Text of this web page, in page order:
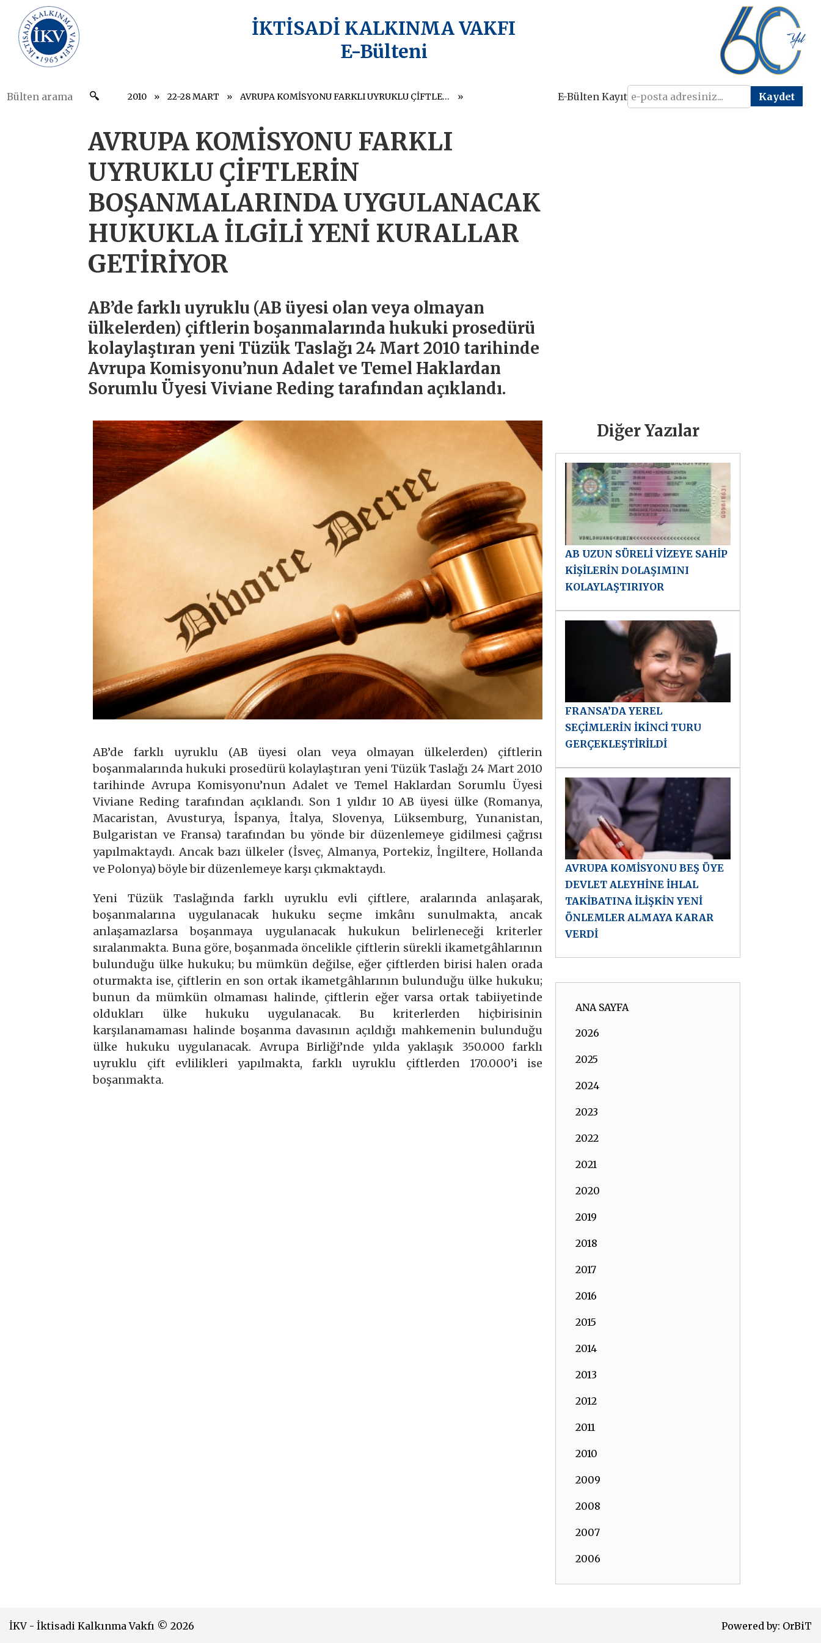
İKTİSADİ KALKINMA VAKFI
E-Bülteni
2010 22-28 MART AVRUPA KOMİSYONU FARKLI UYRUKLU ÇİFTLERİN BOŞANMALARINDA UYGULANACAK HUKUKLA İLGİLİ YENİ KURALLAR GETİRİYOR E-Bülten Kayıt
AVRUPA KOMİSYONU FARKLI
UYRUKLU ÇİFTLERİN
BOŞANMALARINDA UYGULANACAK
HUKUKLA İLGİLİ YENİ KURALLAR
GETİRİYOR
AB’de farklı uyruklu (AB üyesi olan veya olmayan
ülkelerden) çiftlerin boşanmalarında hukuki prosedürü
kolaylaştıran yeni Tüzük Taslağı 24 Mart 2010 tarihinde
Avrupa Komisyonu’nun Adalet ve Temel Haklardan
Sorumlu Üyesi Viviane Reding tarafından açıklandı.
AB’de farklı uyruklu (AB üyesi olan veya olmayan ülkelerden) çiftlerin
boşanmalarında hukuki prosedürü kolaylaştıran yeni Tüzük Taslağı 24 Mart 2010
tarihinde Avrupa Komisyonu’nun Adalet ve Temel Haklardan Sorumlu Üyesi
Viviane Reding tarafından açıklandı. Son 1 yıldır 10 AB üyesi ülke (Romanya,
Macaristan, Avusturya, İspanya, İtalya, Slovenya, Lüksemburg, Yunanistan,
Bulgaristan ve Fransa) tarafından bu yönde bir düzenlemeye gidilmesi çağrısı
yapılmaktaydı. Ancak bazı ülkeler (İsveç, Almanya, Portekiz, İngiltere, Hollanda
ve Polonya) böyle bir düzenlemeye karşı çıkmaktaydı.
Yeni Tüzük Taslağında farklı uyruklu evli çiftlere, aralarında anlaşarak,
boşanmalarına uygulanacak hukuku seçme imkânı sunulmakta, ancak
anlaşamazlarsa boşanmaya uygulanacak hukukun belirleneceği kriterler
sıralanmakta. Buna göre, boşanmada öncelikle çiftlerin sürekli ikametgâhlarının
bulunduğu ülke hukuku; bu mümkün değilse, eğer çiftlerden birisi halen orada
oturmakta ise, çiftlerin en son ortak ikametgâhlarının bulunduğu ülke hukuku;
bunun da mümkün olmaması halinde, çiftlerin eğer varsa ortak tabiiyetinde
oldukları ülke hukuku uygulanacak. Bu kriterlerden hiçbirisinin
karşılanamaması halinde boşanma davasının açıldığı mahkemenin bulunduğu
ülke hukuku uygulanacak. Avrupa Birliği’nde yılda yaklaşık 350.000 farklı
uyruklu çift evlilikleri yapılmakta, farklı uyruklu çiftlerden 170.000’i ise
boşanmakta.
Diğer Yazılar
AB UZUN SÜRELİ VİZEYE SAHİP
KİŞİLERİN DOLAŞIMINI
KOLAYLAŞTIRIYOR
FRANSA’DA YEREL
SEÇİMLERİN İKİNCİ TURU
GERÇEKLEŞTİRİLDİ
AVRUPA KOMİSYONU BEŞ ÜYE
DEVLET ALEYHİNE İHLAL
TAKİBATINA İLİŞKİN YENİ
ÖNLEMLER ALMAYA KARAR
VERDİ
ANA SAYFA
2026
2025
2024
2023
2022
2021
2020
2019
2018
2017
2016
2015
2014
2013
2012
2011
2010
2009
2008
2007
2006
İKV - İktisadi Kalkınma Vakfı © 2026 Powered by: OrBiT